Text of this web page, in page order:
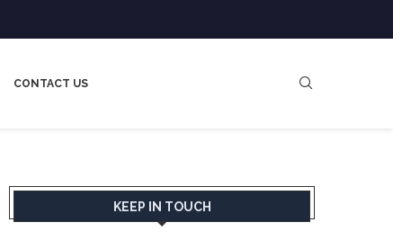
CONTACT US
KEEP IN TOUCH